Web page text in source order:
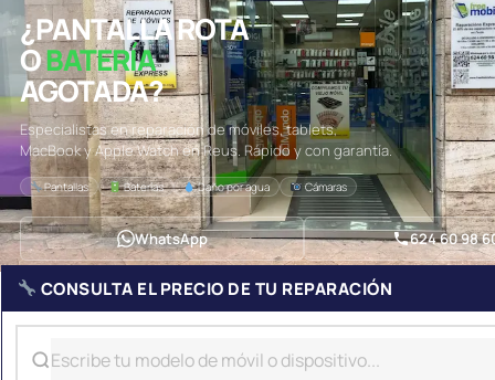
¿PANTALLA ROTA
OBATERÍA
AGOTADA?
Especialistas en reparación de móviles, tablets,
MacBook y Apple Watch en Reus. Rápido y con garantía.
Pantallas Baterías Daño por agua Cámaras
WhatsApp 624 60 98
CONSULTA EL PRECIO DE TU REPARACIÓN